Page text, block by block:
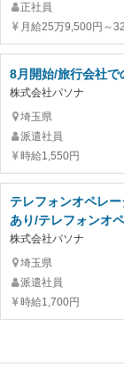
正社員
月給25万9,500円～
8月開始/旅行会社
株式会社パソナ
埼玉県
派遣社員
時給1,550円
テレフォンオペレ
あり/テレフォンオ
株式会社パソナ
埼玉県
派遣社員
時給1,700円